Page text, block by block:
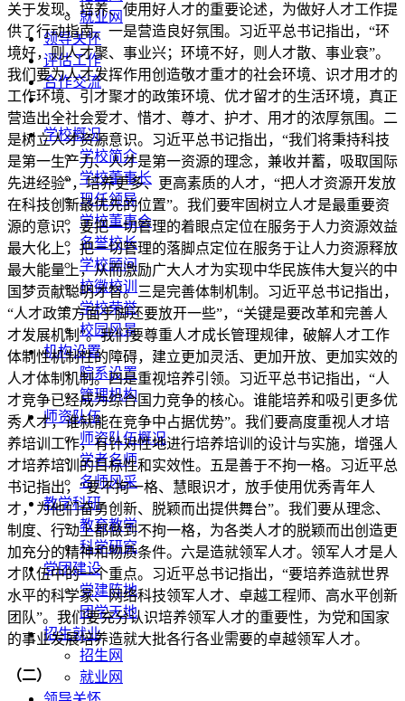
就业网
领导关怀
评估工作
合作交流
学校概况
学校简介
学校董事长
现任领导
学校董事会
名誉校长
学校顾问
校徽校训
学校荣誉
校园风景
机构设置
院系设置
管理机构
师资队伍
师资队伍概况
学者名师
名师风采
教学科研
教育教学
科学研究
党团建设
党建阵地
团学天地
招生就业
招生网
就业网
关于发现、培养、使用好人才的重要论述，为做好人才工作提
供了行动指南。一是营造良好氛围。习近平总书记指出，“环
境好，则人才聚、事业兴；环境不好，则人才散、事业衰”。
我们要为人才发挥作用创造敬才重才的社会环境、识才用才的
工作环境、引才聚才的政策环境、优才留才的生活环境，真正
营造出全社会爱才、惜才、尊才、护才、用才的浓厚氛围。二
是树立人才资源意识。习近平总书记指出，“我们将秉持科技
是第一生产力、人才是第一资源的理念，兼收并蓄，吸取国际
先进经验”，培养更多、更高素质的人才，“把人才资源开发放
在科技创新最优先的位置”。我们要牢固树立人才是最重要资
源的意识，要把一切管理的着眼点定位在服务于人力资源效益
最大化上，把一切管理的落脚点定位在服务于让人力资源释放
最大能量上，从而激励广大人才为实现中华民族伟大复兴的中
国梦贡献聪明才智。三是完善体制机制。习近平总书记指出，
“人才政策方面手脚还要放开一些”，“关键是要改革和完善人
才发展机制”。我们要尊重人才成长管理规律，破解人才工作
体制性机制性的障碍，建立更加灵活、更加开放、更加实效的
人才体制机制。四是重视培养引领。习近平总书记指出，“人
才竞争已经成为综合国力竞争的核心。谁能培养和吸引更多优
秀人才，谁就能在竞争中占据优势”。我们要高度重视人才培
养培训工作，有针对性地进行培养培训的设计与实施，增强人
才培养培训的目标性和实效性。五是善于不拘一格。习近平总
书记指出，“要不拘一格、慧眼识才，放手使用优秀青年人
才，为他们奋勇创新、脱颖而出提供舞台”。我们要从理念、
制度、行动上都做到不拘一格，为各类人才的脱颖而出创造更
加充分的精神和物质条件。六是造就领军人才。领军人才是人
才队伍中的一个重点。习近平总书记指出，“要培养造就世界
水平的科学家、网络科技领军人才、卓越工程师、高水平创新
团队”。我们要充分认识培养领军人才的重要性，为党和国家
的事业发展培养造就大批各行各业需要的卓越领军人才。
（二）